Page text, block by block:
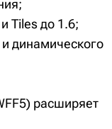
Tiles до 1.6;
динамического
расширяет